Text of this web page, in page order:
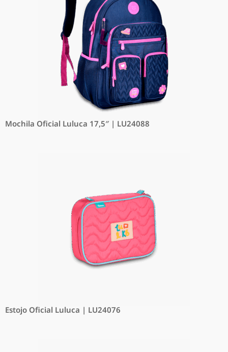
Mochila Oficial Luluca 17,5″ | LU24088
Estojo Oficial Luluca | LU24076